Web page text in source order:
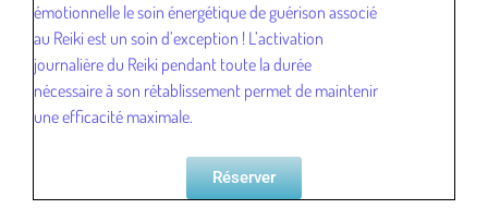
émotionnelle le soin énergétique de guérison associé
au Reiki est un soin d’exception ! L’activation
journalière du Reiki pendant toute la durée
nécessaire à son rétablissement permet de maintenir
une efficacité maximale.
Réserver